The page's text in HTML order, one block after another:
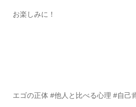
お楽しみに！
エゴの正体 #他人と比べる心理 #自己